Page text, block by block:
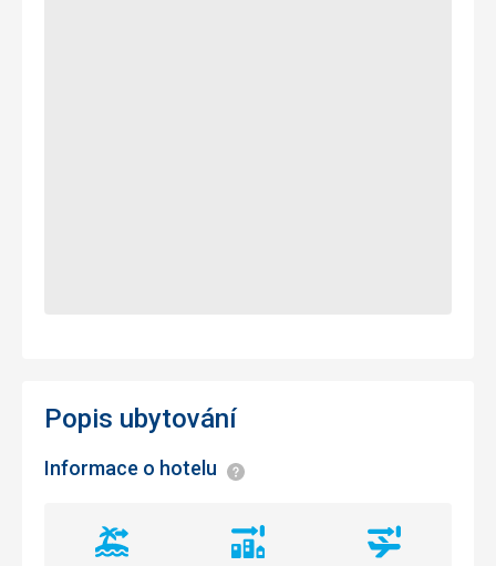
Popis ubytování
Informace o hotelu Informace
Vzdálenost
Vzdálenost
Vzdálenost